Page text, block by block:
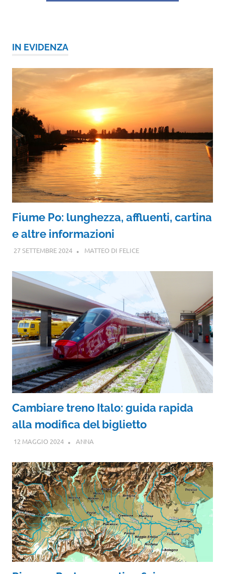
IN EVIDENZA
Fiume Po: lunghezza, affluenti, cartina
e altre informazioni
27 SETTEMBRE 2024 MATTEO DI FELICE
Cambiare treno Italo: guida rapida
alla modifica del biglietto
12 MAGGIO 2024 ANNA